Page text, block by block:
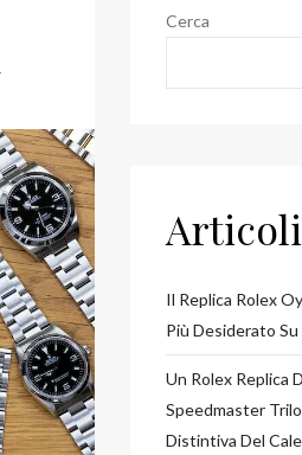
Cerca
Il Replica Rolex
Più Desiderato
Un Rolex Replica
Speedmaster
Distintiva Del